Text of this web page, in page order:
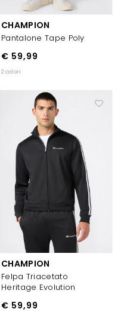
CHAMPION
Pantalone Tape Poly
€ 59,99
2 colori
CHAMPION
Felpa Triacetato
Heritage Evolution
€ 59,99